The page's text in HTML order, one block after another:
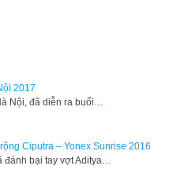
2017
Nội, đã diễn ra buổi…
Ciputra – Yonex Sunrise 2016
đánh bại tay vợt Aditya…